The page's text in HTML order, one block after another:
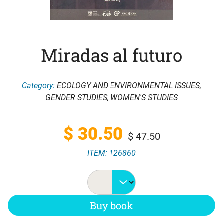
Miradas al futuro
Category: ECOLOGY AND ENVIRONMENTAL ISSUES,
GENDER STUDIES, WOMEN'S STUDIES
$47.50
Original
price
was:
$ 47.50.
$ 30.50Current
price
is:
$ 30.50.
ITEM: 126860
Buy book